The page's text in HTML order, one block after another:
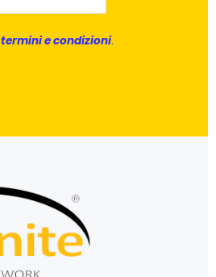
termini e condizioni.